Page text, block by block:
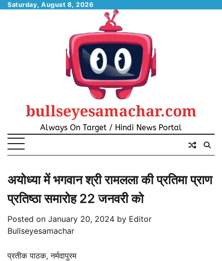
SkipSaturday, August 8, 2026
bullseyesamachar.com
Always On Target / Hindi News Portal
अयोध्या में भगवान श्री रामलला की प्रतिमा प्राण
प्रतिष्ठा समारोह 22 जनवरी को
Posted on January 20, 2024 by Editor
Bullseyesamachar
प्रतीक पाठक, नर्मदापुरम